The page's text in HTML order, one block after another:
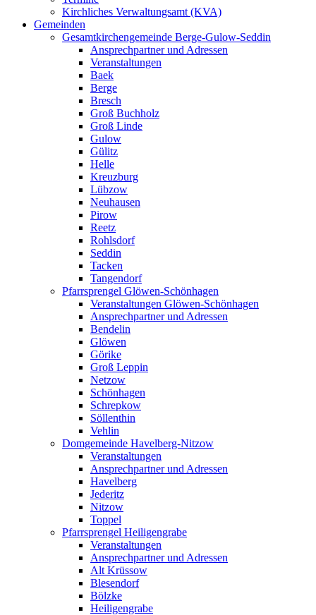
Kirchliches Verwaltungsamt (KVA)
Gemeinden
Gesamtkirchengemeinde Berge-Gulow-Seddin
Ansprechpartner und Adressen
Veranstaltungen
Baek
Berge
Bresch
Groß Buchholz
Groß Linde
Gulow
Gülitz
Helle
Kreuzburg
Lübzow
Neuhausen
Pirow
Reetz
Rohlsdorf
Seddin
Tacken
Tangendorf
Pfarrsprengel Glöwen-Schönhagen
Veranstaltungen Glöwen-Schönhagen
Ansprechpartner und Adressen
Bendelin
Glöwen
Görike
Groß Leppin
Netzow
Schönhagen
Schrepkow
Söllenthin
Vehlin
Domgemeinde Havelberg-Nitzow
Veranstaltungen
Ansprechpartner und Adressen
Havelberg
Jederitz
Nitzow
Toppel
Pfarrsprengel Heiligengrabe
Veranstaltungen
Ansprechpartner und Adressen
Alt Krüssow
Blesendorf
Bölzke
Heiligengrabe